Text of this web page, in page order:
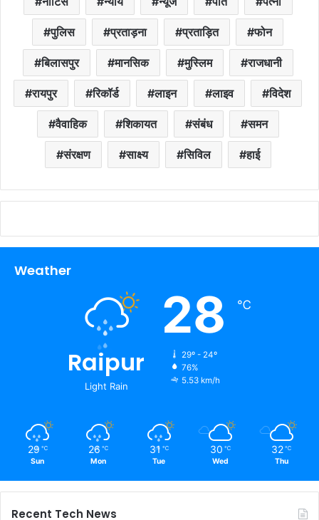
पुलिस प्रताड़ना प्रताड़ित फोन
बिलासपुर मानसिक मुस्लिम राजधानी
रायपुर रिकॉर्ड लाइन लाइव विदेश
वैवाहिक शिकायत संबंध समन
संरक्षण साक्ष्य सिविल हाई
Weather
Raipur
Light Rain
28 ℃
29º - 24º
76%
5.53 km/h
29 ℃
Sun
26 ℃
Mon
31 ℃
Tue
30 ℃
Wed
32 ℃
Thu
Recent Tech News